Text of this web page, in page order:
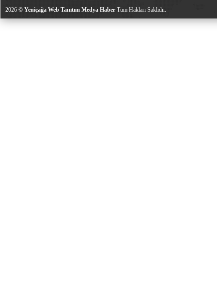
2026 © Yeniçağa Web Tanıtım Medya Haber Tüm Hakları Saklıdır.